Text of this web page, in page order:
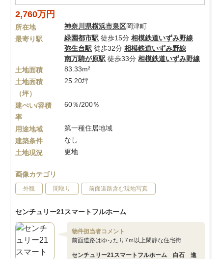
2,760万円
所在地 神奈川県横浜市泉区岡津町
最寄り駅
緑園都市駅 徒歩15分 相模鉄道いずみ野線
弥生台駅 徒歩32分 相模鉄道いずみ野線
南万騎が原駅 徒歩33分 相模鉄道いずみ野線
土地面積
83.33m²
土地面積
（坪）
25.20坪
建ぺい/容積
率
60％/200％
用途地域
第一種住居地域
建築条件
なし
土地現況
更地
画像カテゴリ
外観 間取り 前面道路含む現地写真
センチュリー21スマートフルホーム
物件担当者コメント
前面道路はゆったり7ｍ以上閑静な住宅街
センチュリー21スマートフルホーム 白石 進